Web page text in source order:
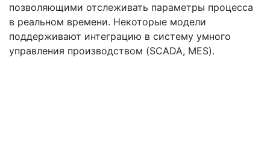
позволяющими отслеживать параметры процесса
в реальном времени. Некоторые модели
поддерживают интеграцию в систему умного
управления производством (SCADA, MES).